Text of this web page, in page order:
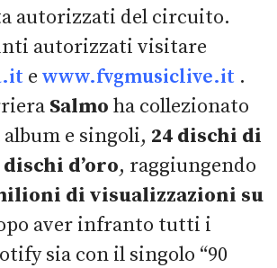
autorizzati del circuito.
autorizzati visitare
e www.fvgmusiclive.it .
Salmo ha collezionato
e singoli, 24 dischi di
dischi d’oro, raggiungendo
di visualizzazioni su
aver infranto tutti i
sia con il singolo “90